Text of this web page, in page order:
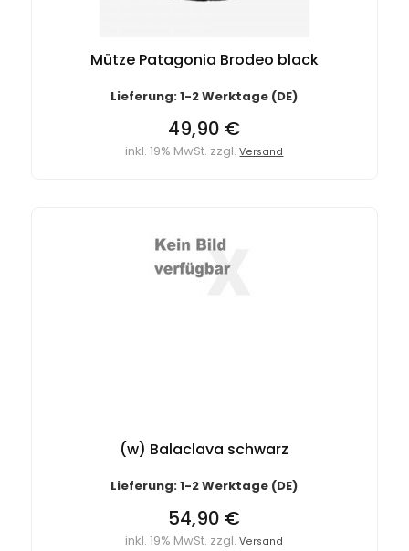
Mütze Patagonia Brodeo black
Lieferung: 1-2 Werktage (DE)
49,90 €
inkl. 19% MwSt. zzgl.Versand
(w) Balaclava schwarz
Lieferung: 1-2 Werktage (DE)
54,90 €
inkl. 19% MwSt. zzgl.Versand